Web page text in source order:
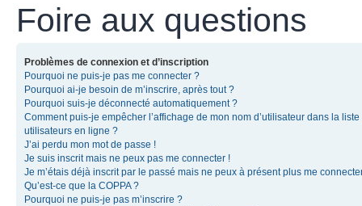
Foire aux questions
Problèmes de connexion et d’inscription
Pourquoi ne puis-je pas me connecter ?
Pourquoi ai-je besoin de m’inscrire, après tout ?
Pourquoi suis-je déconnecté automatiquement ?
Comment puis-je empêcher l’affichage de mon nom d’utilisateur dans la liste
utilisateurs en ligne ?
J’ai perdu mon mot de passe !
Je suis inscrit mais ne peux pas me connecter !
Je m’étais déjà inscrit par le passé mais ne peux à présent plus me
Qu’est-ce que la COPPA ?
Pourquoi ne puis-je pas m’inscrire ?